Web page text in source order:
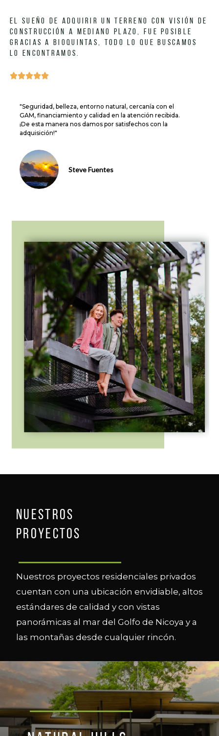
EL SUEÑO DE ADQUIRIR UN TERRENO CON VISIÓN DE
CONSTRUCCIÓN A MEDIANO PLAZO, FUE POSIBLE
GRACIAS A BIOQUINTAS, TODO LO QUE BUSCAMOS
LO ENCONTRAMOS.

"Seguridad, belleza, entorno natural, cercanía con el
GAM, financiamiento y calidad en la atención recibida.
¡De esta manera nos damos por satisfechos con la
adquisición!"
Steve Fuentes
NUESTROS
PROYECTOS
Nuestros proyectos residenciales privados
cuentan con una ubicación envidiable, altos
estándares de calidad y con vistas
panorámicas al mar del Golfo de Nicoya y a
las montañas desde cualquier rincón.